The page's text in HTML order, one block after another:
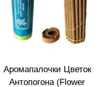
Аромапалочки Цветок
Антопогона (Flower